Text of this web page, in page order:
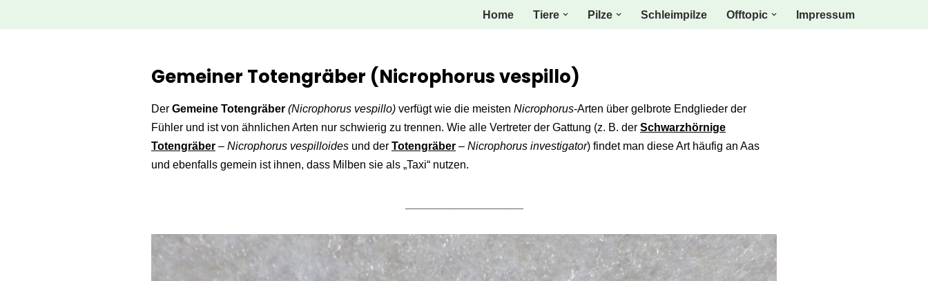
Home Tiere Pilze Schleimpilze Offtopic Impressum
Gemeiner Totengräber (Nicrophorus vespillo)
Der Gemeine Totengräber (Nicrophorus vespillo) verfügt wie die meisten Nicrophorus-Arten über gelbrote Endglieder der
Fühler und ist von ähnlichen Arten nur schwierig zu trennen. Wie alle Vertreter der Gattung (z. B. der Schwarzhörnige
Totengräber – Nicrophorus vespilloides und der Totengräber – Nicrophorus investigator) findet man diese Art häufig an Aas
und ebenfalls gemein ist ihnen, dass Milben sie als „Taxi“ nutzen.